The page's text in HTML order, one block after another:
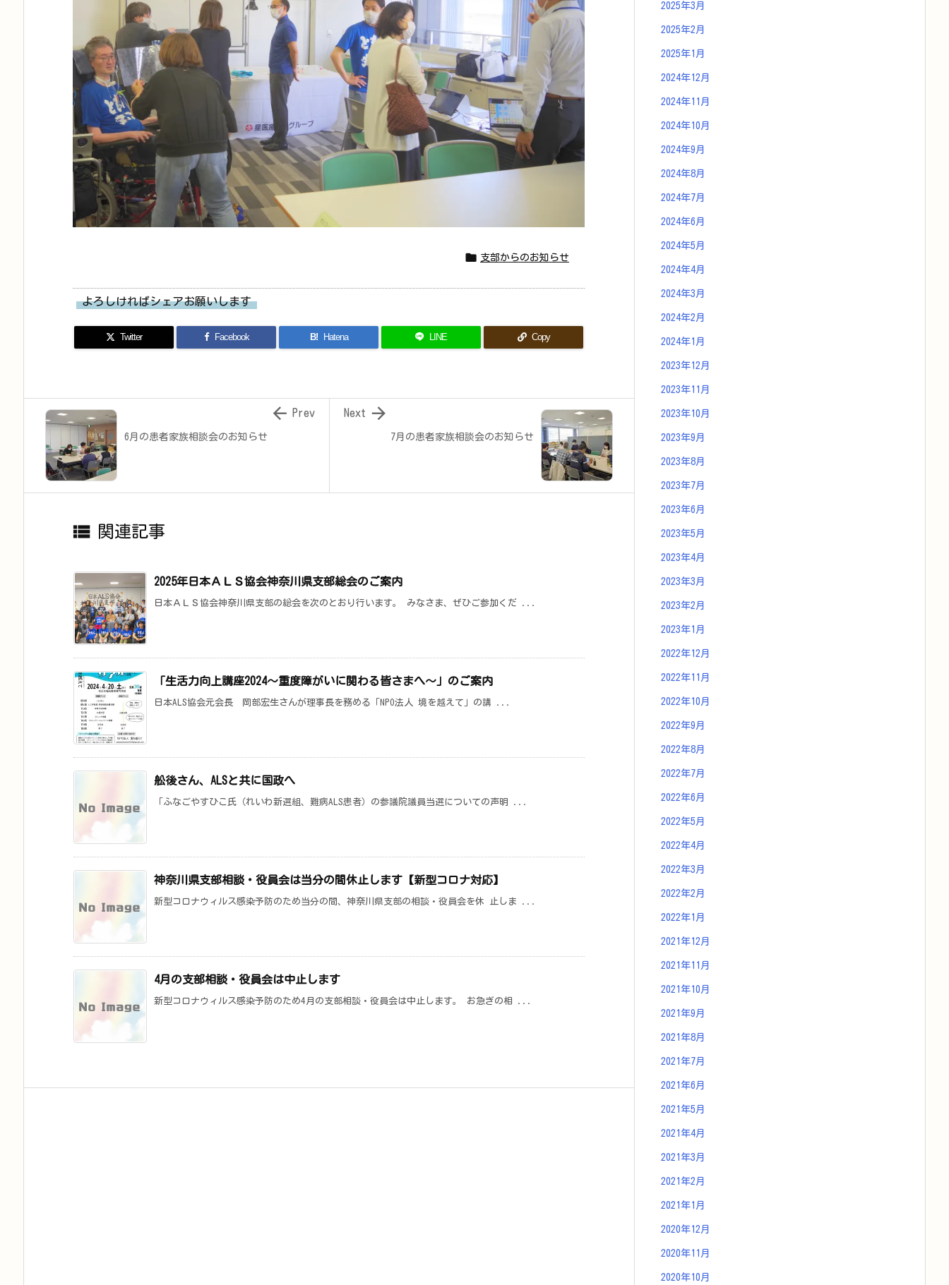
 支部からのお知らせ
よろしければシェアお願いします
Twitter Facebook B! Hatena LINE Copy
7月の患者家族相談会のお知らせ

Next
6月の患者家族相談会のお知らせ
 Prev
 関連記事
2025年日本ＡＬＳ協会神奈川県支部総会のご案内
日本ＡＬＳ協会神奈川県支部の総会を次のとおり行います。 みなさま、ぜひご参加くだ ...
「生活力向上講座2024～重度障がいに関わる皆さまへ～」のご案内
日本ALS協会元会長 岡部宏生さんが理事長を務める「NPO法人 境を越えて」の講 ...
舩後さん、ALSと共に国政へ
「ふなごやすひこ氏（れいわ新選組、難病ALS患者）の参議院議員当選についての声明 ...
神奈川県支部相談・役員会は当分の間休止します【新型コロナ対応】
新型コロナウィルス感染予防のため当分の間、神奈川県支部の相談・役員会を休 止しま ...
4月の支部相談・役員会は中止します
新型コロナウィルス感染予防のため4月の支部相談・役員会は中止します。 お急ぎの相 ...
2025年3月
2025年2月
2025年1月
2024年12月
2024年11月
2024年10月
2024年9月
2024年8月
2024年7月
2024年6月
2024年5月
2024年4月
2024年3月
2024年2月
2024年1月
2023年12月
2023年11月
2023年10月
2023年9月
2023年8月
2023年7月
2023年6月
2023年5月
2023年4月
2023年3月
2023年2月
2023年1月
2022年12月
2022年11月
2022年10月
2022年9月
2022年8月
2022年7月
2022年6月
2022年5月
2022年4月
2022年3月
2022年2月
2022年1月
2021年12月
2021年11月
2021年10月
2021年9月
2021年8月
2021年7月
2021年6月
2021年5月
2021年4月
2021年3月
2021年2月
2021年1月
2020年12月
2020年11月
2020年10月